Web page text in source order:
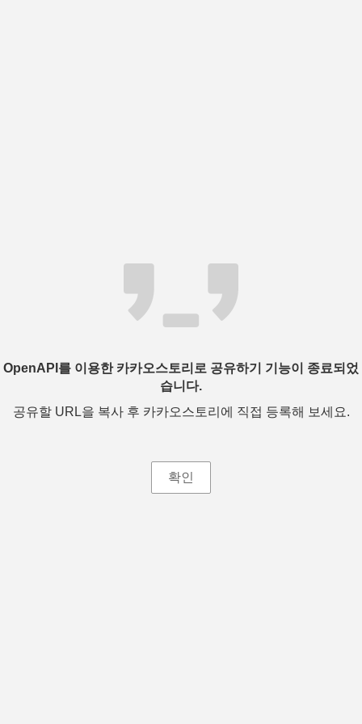
OpenAPI를 이용한 카카오스토리로 공유하기 기능이 종료되었
습니다.
공유할 URL을 복사 후 카카오스토리에 직접 등록해 보세요.
확인